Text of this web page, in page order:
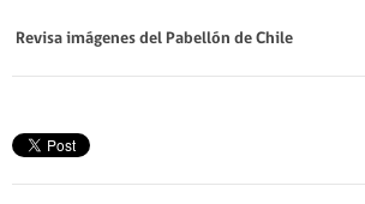
Revisa imágenes del Pabellón de Chile